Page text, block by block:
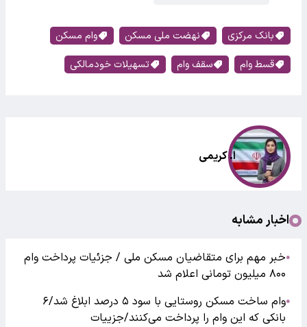
بانک مرکزی نهضت ملی مسکن
وام مسکن
قسط وام
سقف وام تسهیلات خودمالکی
ا. کریمی
اخبار مشابه
●خبر مهم برای متقاضیان مسکن ملی / جزئیات پرداخت وام
۸۰۰ میلیون تومانی اعلام شد
●
وام ساخت مسکن روستایی با سود ۵ درصد ابلاغ شد/۶
بانکی که این وام را پرداخت می‌کنند/جزییات